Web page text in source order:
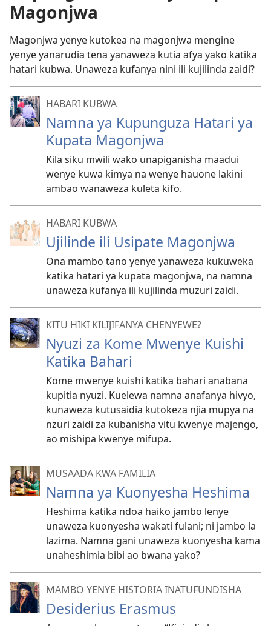
Magonjwa
Magonjwa yenye kutokea na magonjwa mengine
yenye yanarudia tena yanaweza kutia afya yako katika
hatari kubwa. Unaweza kufanya nini ili kujilinda zaidi?
HABARI KUBWA
Namna ya Kupunguza Hatari ya
Kupata Magonjwa
Kila siku mwili wako unapiganisha maadui
wenye kuwa kimya na wenye hauone lakini
ambao wanaweza kuleta kifo.
HABARI KUBWA
Ujilinde ili Usipate Magonjwa
Ona mambo tano yenye yanaweza kukuweka
katika hatari ya kupata magonjwa, na namna
unaweza kufanya ili kujilinda muzuri zaidi.
KITU HIKI KILIJIFANYA CHENYEWE?
Nyuzi za Kome Mwenye Kuishi
Katika Bahari
Kome mwenye kuishi katika bahari anabana
kupitia nyuzi. Kuelewa namna anafanya hivyo,
kunaweza kutusaidia kutokeza njia mupya na
nzuri zaidi za kubanisha vitu kwenye majengo,
ao mishipa kwenye mifupa.
MUSAADA KWA FAMILIA
Namna ya Kuonyesha Heshima
Heshima katika ndoa haiko jambo lenye
unaweza kuonyesha wakati fulani; ni jambo la
lazima. Namna gani unaweza kuonyesha kama
unaheshimia bibi ao bwana yako?
MAMBO YENYE HISTORIA INATUFUNDISHA
Desiderius Erasmus